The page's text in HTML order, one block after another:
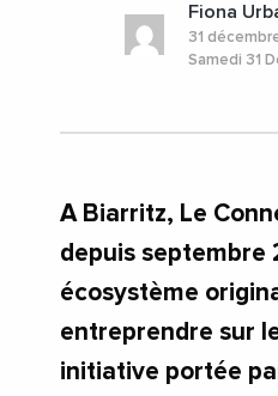
Fiona
31
Samedi 31
A Biarritz, Le
depuis septembre
écosystème
entreprendre sur
initiative portée